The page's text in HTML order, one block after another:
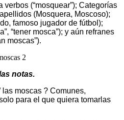
verbos (“mosquear”); Categorías
(Mosquera, Moscoso);
famoso jugador de fútbol);
“tener mosca”); y aún refranes
moscas”).
notas.
las moscas ? Comunes,
para el que quiera tomarlas